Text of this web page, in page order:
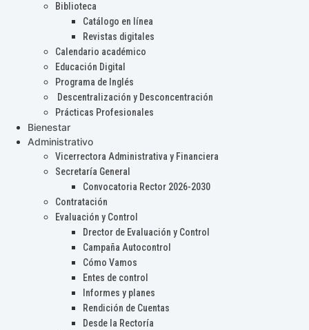
Biblioteca
Catálogo en línea
Revistas digitales
Calendario académico
Educación Digital
Programa de Inglés
Descentralización y Desconcentración
Prácticas Profesionales
Bienestar
Administrativo
Vicerrectora Administrativa y Financiera
Secretaría General
Convocatoria Rector 2026-2030
Contratación
Evaluación y Control
Drector de Evaluación y Control
Campaña Autocontrol
Cómo Vamos
Entes de control
Informes y planes
Rendición de Cuentas
Desde la Rectoría